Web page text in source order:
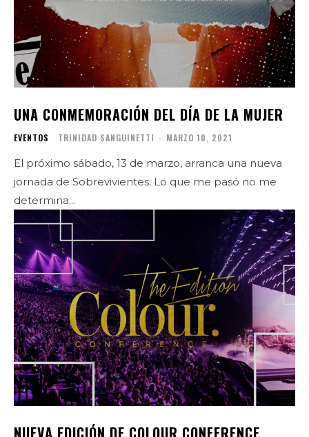
UNA CONMEMORACIÓN DEL DÍA DE LA MUJER
EVENTOS TRINIDAD SANGUINETTI - MARZO 10, 2021
El próximo sábado, 13 de marzo, arranca una nueva
jornada de Sobrevivientes: Lo que me pasó no me
determina...